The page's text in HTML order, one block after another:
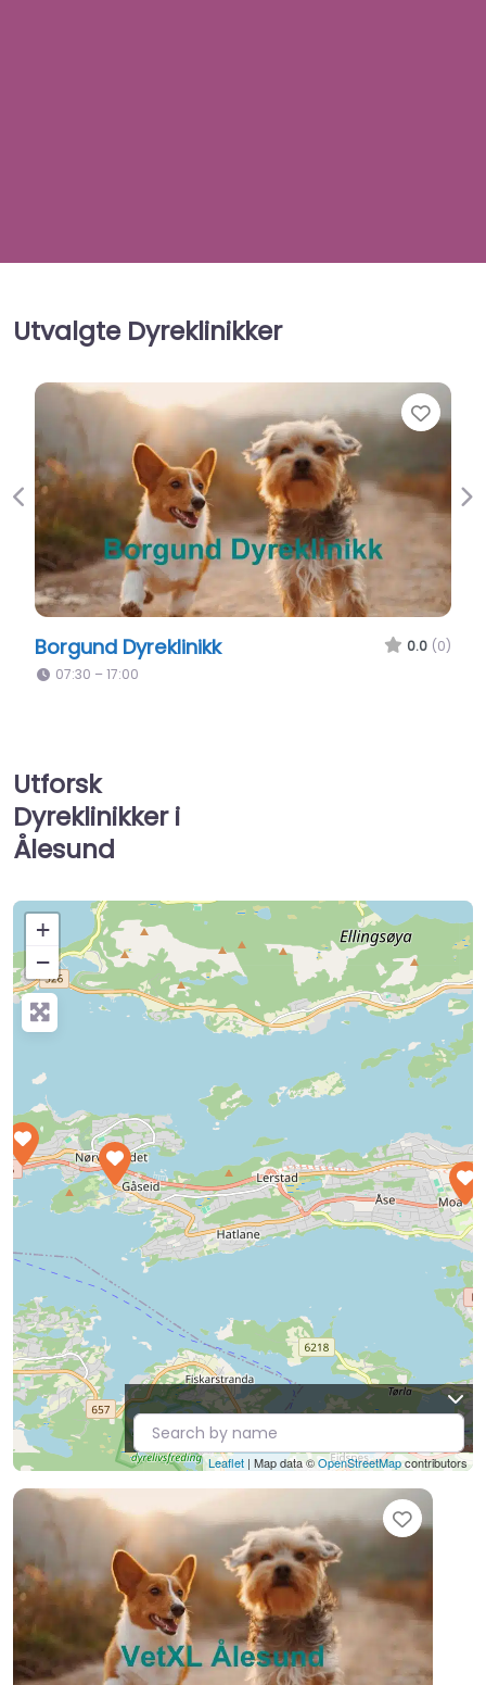
Utvalgte Dyreklinikker
Kjæledeggen Dyreklinikk Ålesund 0.0 (0)
07:30 – 16:00
Previous
Utforsk
Dyreklinikker i
Ålesund
+
−
Leaflet | Map data ©OpenStreetMapcontributors